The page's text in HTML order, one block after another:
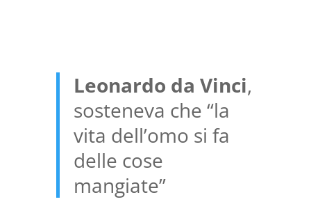
Leonardo da Vinci,
sosteneva che “la
vita dell’omo si fa
delle cose
mangiate”